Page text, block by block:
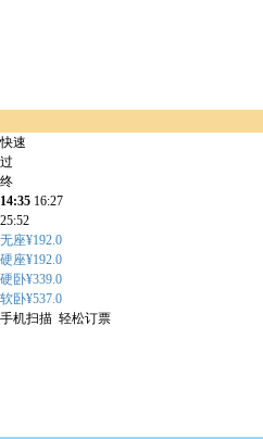
快速
过
终
14:35 16:27
25:52
无座¥192.0
硬座¥192.0
硬卧¥339.0
软卧¥537.0
手机扫描 轻松订票